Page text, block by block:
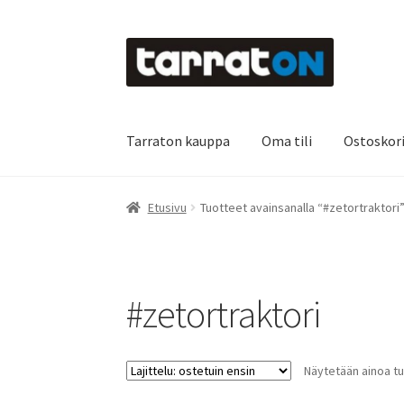
Siirry
navigointiin
Siirry
sisältöön
Tarraton kauppa Oma tili Ostoskori
Etusivu Kyltit Laserleikkaus & -kaiverrus
Toimitusehdot
Etusivu Tuotteet avainsanalla “#zetortraktori”
#zetortraktori
Näytetään ainoa